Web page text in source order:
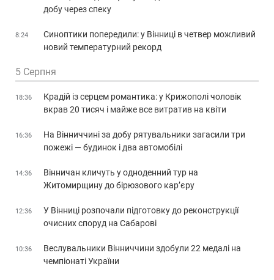
добу через спеку
8:24
Синоптики попередили: у Вінниці в четвер можливий
новий температурний рекорд
5 Серпня
18:36
Крадій із серцем романтика: у Крижополі чоловік
вкрав 20 тисяч і майже все витратив на квіти
16:36
На Вінниччині за добу рятувальники загасили три
пожежі — будинок і два автомобілі
14:36
Вінничан кличуть у одноденний тур на
Житомирщину до бірюзового кар’єру
12:36
У Вінниці розпочали підготовку до реконструкції
очисних споруд на Сабарові
10:36
Веслувальники Вінниччини здобули 22 медалі на
чемпіонаті України